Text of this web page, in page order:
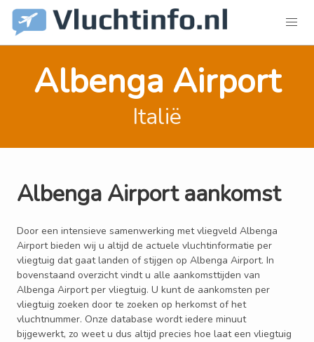
Albenga Airport
Italië
Albenga Airport aankomst
Door een intensieve samenwerking met vliegveld Albenga
Airport bieden wij u altijd de actuele vluchtinformatie per
vliegtuig dat gaat landen of stijgen op Albenga Airport. In
bovenstaand overzicht vindt u alle aankomsttijden van
Albenga Airport per vliegtuig. U kunt de aankomsten per
vliegtuig zoeken door te zoeken op herkomst of het
vluchtnummer. Onze database wordt iedere minuut
bijgewerkt, zo weet u dus altijd precies hoe laat een vliegtuig